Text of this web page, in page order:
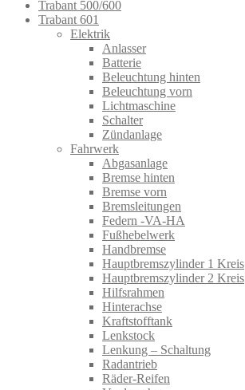
Trabant 500/600
Trabant 601
Elektrik
Anlasser
Batterie
Beleuchtung hinten
Beleuchtung vorn
Lichtmaschine
Schalter
Zündanlage
Fahrwerk
Abgasanlage
Bremse hinten
Bremse vorn
Bremsleitungen
Federn -VA-HA
Fußhebelwerk
Handbremse
Hauptbremszylinder 1 Kreis
Hauptbremszylinder 2 Kreis
Hilfsrahmen
Hinterachse
Kraftstofftank
Lenkstock
Lenkung – Schaltung
Radantrieb
Räder-Reifen